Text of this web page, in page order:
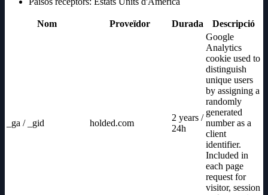
Nom Proveïdor Durada Descripció
_ga / _gid holded.com
2 years /
24h
Google
Analytics
cookie used to
distinguish
unique users
by assigning a
randomly
generated
number as a
client
identifier.
Included in
each page
request for
visitor, session